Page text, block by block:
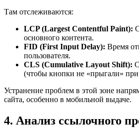
Там отслеживаются:
LCP (Largest Contentful Paint):
основного контента.
FID (First Input Delay): Время
пользователя.
CLS (Cumulative Layout Shift):
(чтобы кнопки не «прыгали» при
Устранение проблем в этой зоне
сайта, особенно в мобильной выдаче.
4. Анализ ссылочного